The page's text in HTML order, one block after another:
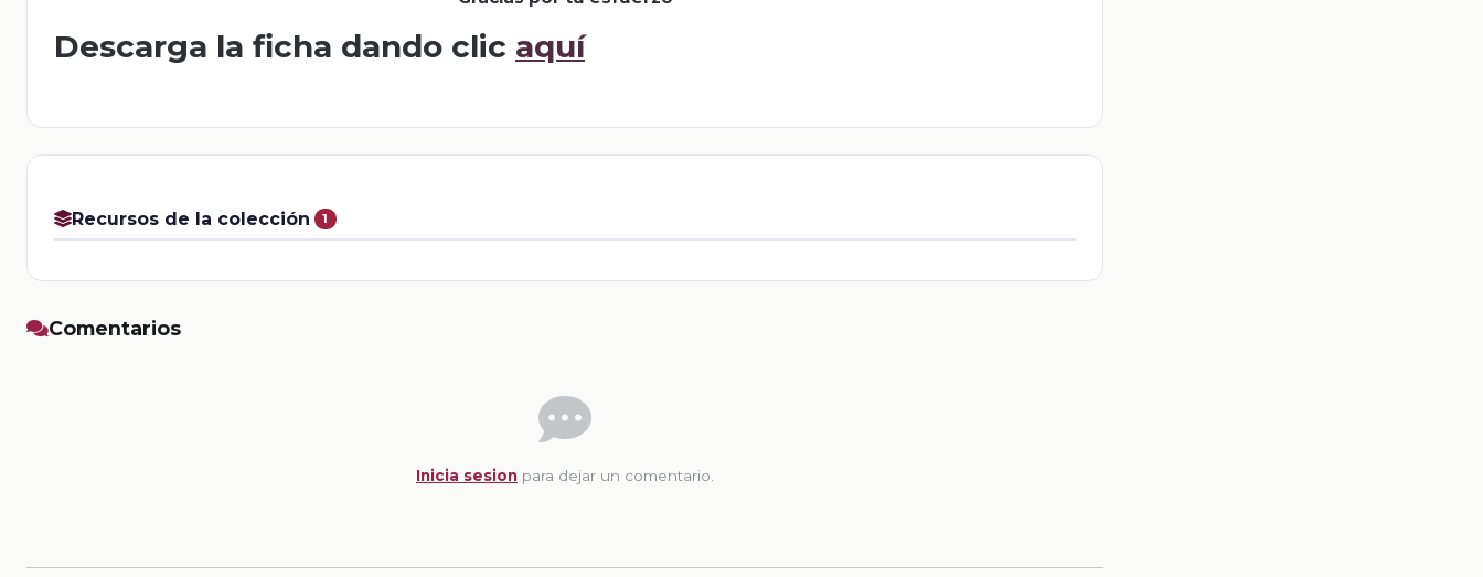
Descarga la ficha dando clic aquí
Recursos de la colección 1
Comentarios
Inicia sesion para dejar un comentario.